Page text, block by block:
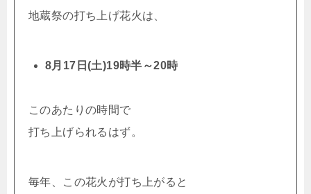
地蔵祭の打ち上げ花火は、
8月17日(土)19時半～20時
このあたりの時間で
打ち上げられるはず。
毎年、この花火が打ち上がると